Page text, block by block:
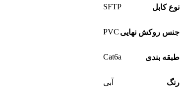
نوع کابل SFTP
جنس روکش نهایی PVC
طبقه بندی Cat6a
رنگ آبی